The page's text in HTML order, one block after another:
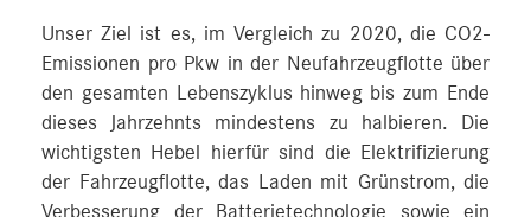
Unser Ziel ist es, im Vergleich zu 2020, die CO2-
Emissionen pro Pkw in der Neufahrzeugflotte über
den gesamten Lebenszyklus hinweg bis zum Ende
dieses Jahrzehnts mindestens zu halbieren. Die
wichtigsten Hebel hierfür sind die Elektrifizierung
der Fahrzeugflotte, das Laden mit Grünstrom, die
Verbesserung der Batterietechnologie sowie ein